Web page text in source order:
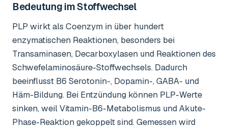
Bedeutung im Stoffwechsel
PLP wirkt als Coenzym in über hundert
enzymatischen Reaktionen, besonders bei
Transaminasen, Decarboxylasen und Reaktionen des
Schwefelaminosäure-Stoffwechsels. Dadurch
beeinflusst B6 Serotonin-, Dopamin-, GABA- und
Häm-Bildung. Bei Entzündung können PLP-Werte
sinken, weil Vitamin-B6-Metabolismus und Akute-
Phase-Reaktion gekoppelt sind. Gemessen wird